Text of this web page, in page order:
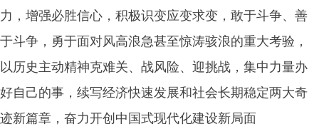
力，增强必胜信心，积极识变应变求变，敢于斗争、善
于斗争，勇于面对风高浪急甚至惊涛骇浪的重大考验，
以历史主动精神克难关、战风险、迎挑战，集中力量办
好自己的事，续写经济快速发展和社会长期稳定两大奇
迹新篇章，奋力开创中国式现代化建设新局面